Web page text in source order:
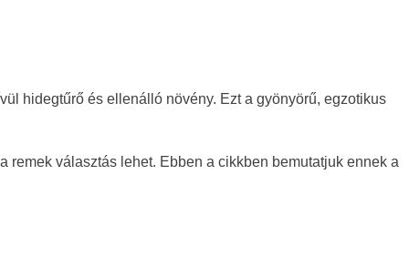
hidegtűrő és ellenálló növény. Ezt a gyönyörű, egzotikus
választás lehet. Ebben a cikkben bemutatjuk ennek a